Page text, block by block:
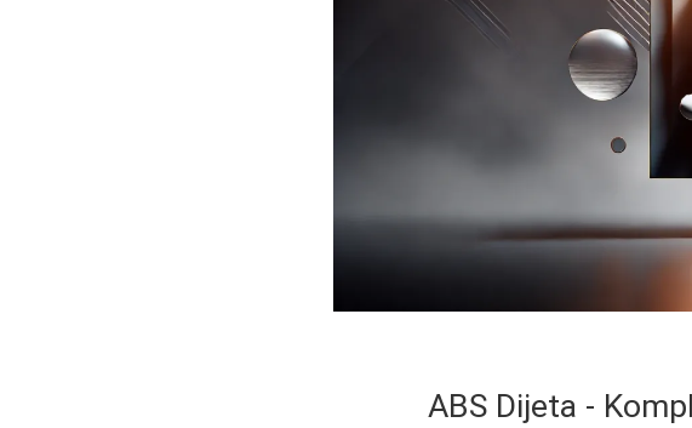
ABS Dijeta -